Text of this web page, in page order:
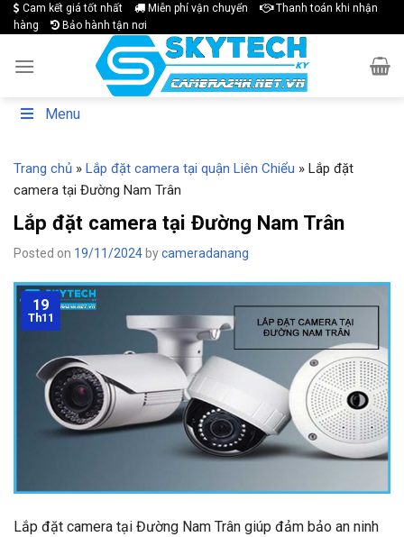
Skip
to
Cam kết giá tốt nhất Miễn phí vận chuyển
Thanh toán khi nhận
hàng
Bảo hành tận nơi
Menu
Trang chủ » Lắp đặt camera tại quận Liên Chiểu » Lắp đặt
camera tại Đường Nam Trân
Lắp đặt camera tại Đường Nam Trân
Posted on 19/11/2024 bycameradanang
19
Th11
Lắp đặt camera tại Đường Nam Trân giúp đảm bảo an ninh